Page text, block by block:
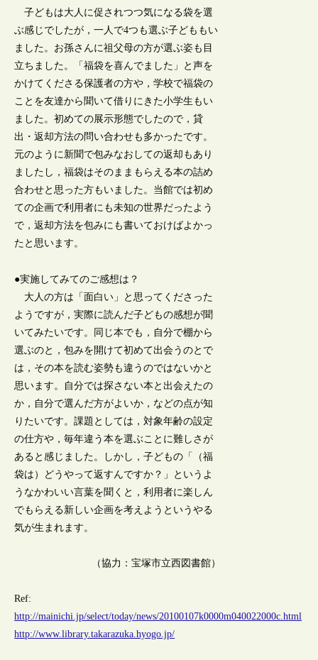
子どもは大人に促されつつ気になる袋を選
ぶ感じでしたが，一人で4つも選ぶ子どももい
ました。お孫さんに祖父母の方が選ぶ姿も目
立ちました。「福袋を喜んでました」と声を
かけてくださる保護者の方や，学校で福袋の
ことを友達から聞いて借りにきた小学生もい
ました。初めての展示形態でしたので，貸
出・返却方法の問い合わせも多かったです。
元のように新聞で包みなおしての返却もあり
ましたし，福袋はそのままもらえる本の詰め
合わせと思った方もいました。当館では初め
ての企画で利用者にも未知の世界だったよう
で，返却方法を包みにも書いておけばよかっ
たと思います。
●実施してみてのご感想は？
大人の方は「面白い」と思ってくださった
ようですが，実際に読んだ子どもの感想が聞
いてみたいです。同じ本でも，自分で棚から
選ぶのと，包みを開けて初めて出会うのとで
は，その本を読む姿勢も違うのではないかと
思います。自分では探さない本と出会えたの
か，自分で選んだ方がよいか，などの点が知
りたいです。課題としては，対象年齢の設定
の仕方や，毎年違う本を選ぶことに難しさが
あると感じました。しかし，子どもの「（福
袋は）どうやって返すんですか？」というよ
うなかわいい言葉を聞くと，利用者に楽しん
でもらえる新しい企画を考えようというやる
気が生まれます。
（協力：宝塚市立西図書館）
Ref:
http://mainichi.jp/select/today/news/20100107k0000m040022000c.html
http://www.library.takarazuka.hyogo.jp/